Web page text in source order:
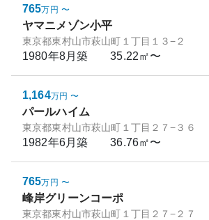
765万円 〜
ヤマニメゾン小平
東京都東村山市萩山町１丁目１３−２
1980年8月築 35.22㎡〜
1,164万円 〜
パールハイム
東京都東村山市萩山町１丁目２７−３６
1982年6月築 36.76㎡〜
765万円 〜
峰岸グリーンコーポ
東京都東村山市萩山町１丁目２７−２７